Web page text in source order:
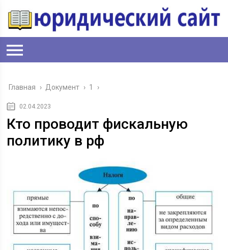
Главная › Документ › 1 ›
02.04.2023
Кто проводит фискальную
политику в рф